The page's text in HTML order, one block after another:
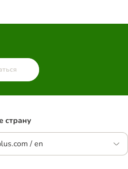
страну
/ en